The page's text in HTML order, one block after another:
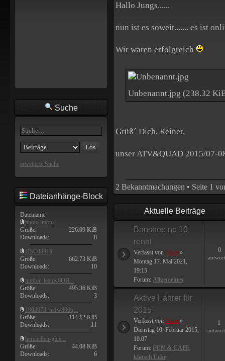
Suche
erweiterte Suche
Dateianhänge-Block
Dateiname
photo_moto
Größe:
226.09 KiB
Downloads:
8
DSC04416
Größe:
662.73 KiB
Downloads:
10
tumblr_leahw6OH...
Größe:
495.36 KiB
Downloads:
3
1003673_m1w800q...
Größe:
114.12 KiB
Downloads:
11
herzlichen-glue...
Größe:
44.08 KiB
Downloads:
6
Hallo Jungs......
nun ist es soweit....... es ist
Wir waren erfolgreich
Unbenannt.jpg (238.32
Grüß´ Dich, Reiner,
unser ATV&QUAD 2015/07-
2 Bekanntmachungen • Seite 1
Aktuelle Beiträge
Banshee no 10
rennt
Verfasst von Joker »
Montag 17. Mai 2021,
19:15
Forum: Allgemeines
0
Aktive Fahrer für
2015
Verfasst von Joker »
Dienstag 10. Februar 2015,
10:07
Forum: FUN & CAFE
klatsch Ecke
1